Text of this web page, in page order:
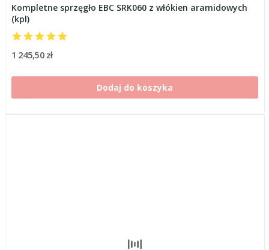
Kompletne sprzęgło EBC SRK060 z włókien aramidowych
(kpl)
1 245,50 zł
Dodaj do koszyka